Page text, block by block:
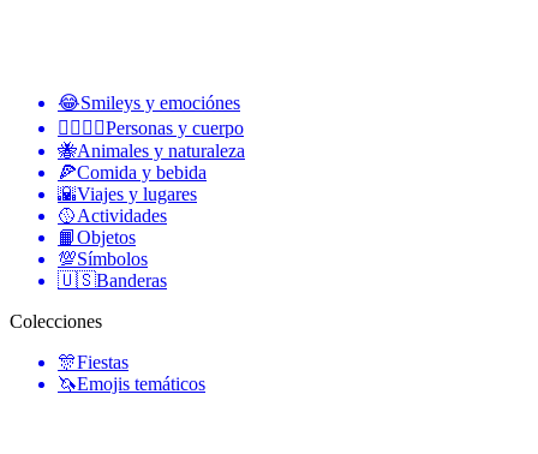
😂Smileys y emociónes
👩‍❤️‍💋‍👨Personas y cuerpo
🐝Animales y naturaleza
🍕Comida y bebida
🌇Viajes y lugares
🥎Actividades
📙Objetos
💯Símbolos
🇺🇸Banderas
Colecciones
🎊Fiestas
🦄Emojis temáticos